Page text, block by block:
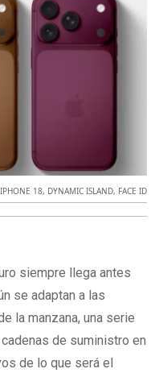
IPHONE 18, DYNAMIC ISLAND, FACE ID
siempre llega antes
se adaptan a las
la manzana, una serie
de suministro en
de lo que será el